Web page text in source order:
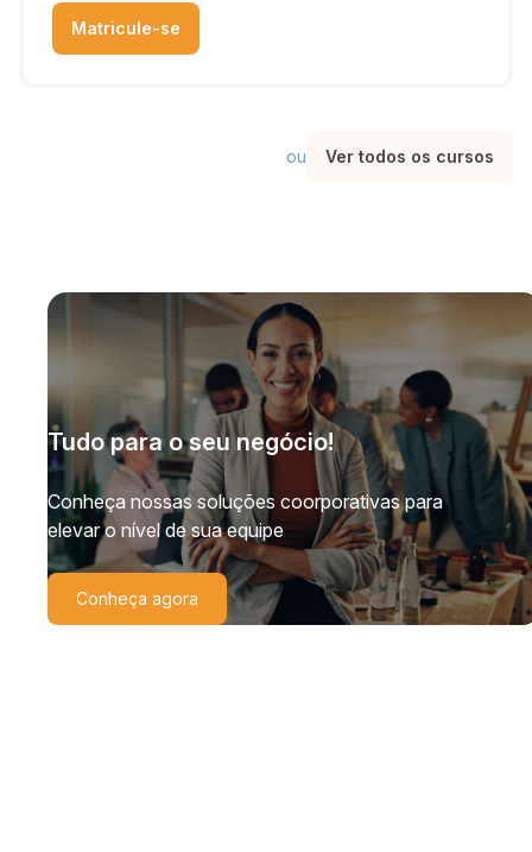
Matricule-se
ou Ver todos os cursos
Tudo para o seu negócio!
Conheça nossas soluções coorporativas para
elevar o nível de sua equipe
Conheça agora